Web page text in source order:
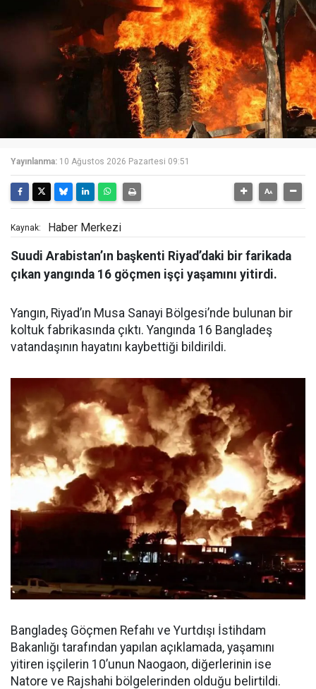
Yayınlanma: 10 Ağustos 2026 Pazartesi 09:51
Kaynak: Haber Merkezi
Suudi Arabistan’ın başkenti Riyad’daki bir farikada
çıkan yangında 16 göçmen işçi yaşamını yitirdi.
Yangın, Riyad’ın Musa Sanayi Bölgesi’nde bulunan bir
koltuk fabrikasında çıktı. Yangında 16 Bangladeş
vatandaşının hayatını kaybettiği bildirildi.
Bangladeş Göçmen Refahı ve Yurtdışı İstihdam
Bakanlığı tarafından yapılan açıklamada, yaşamını
yitiren işçilerin 10’unun Naogaon, diğerlerinin ise
Natore ve Rajshahi bölgelerinden olduğu belirtildi.